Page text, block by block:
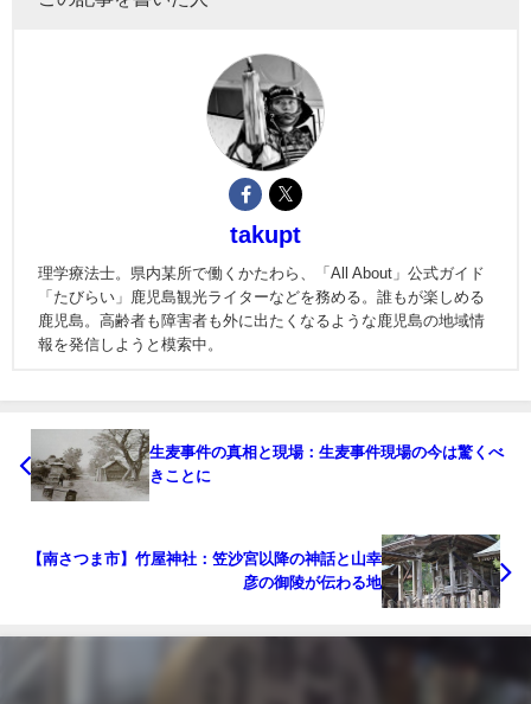
takupt
理学療法士。県内某所で働くかたわら、「All About」公式ガイド
「たびらい」鹿児島観光ライターなどを務める。誰もが楽しめる
鹿児島。高齢者も障害者も外に出たくなるような鹿児島の地域情
報を発信しようと模索中。
生麦事件の真相と現場：生麦事件現場の今は驚くべ
きことに
【南さつま市】竹屋神社：笠沙宮以降の神話と山幸
彦の御陵が伝わる地